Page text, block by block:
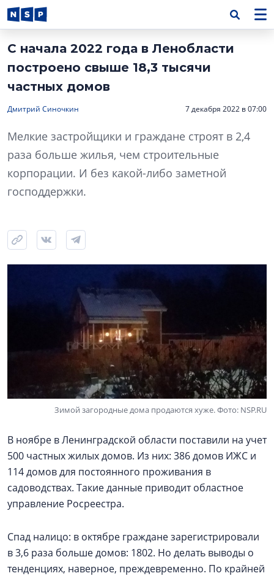
С начала 2022 года в Ленобласти
построено свыше 18,3 тысячи
частных домов
Дмитрий Синочкин 7 декабря 2022 в 07:00
Мелкие застройщики и граждане строят в 2,4
раза больше жилья, чем строительные
корпорации. И без какой-либо заметной
господдержки.
Зимой загородные дома продаются хуже. Фото: NSP.RU
В ноябре в Ленинградской области поставили на учет
500 частных жилых домов. Из них: 386 домов ИЖС и
114 домов для постоянного проживания в
садоводствах. Такие данные приводит областное
управление Росреестра.
Спад налицо: в октябре граждане зарегистрировали
в 3,6 раза больше домов: 1802. Но делать выводы о
тенденциях, наверное, преждевременно. По крайней